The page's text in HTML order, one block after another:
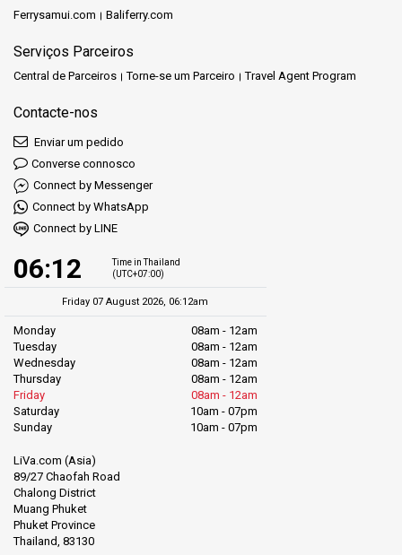
Ferrysamui.com Baliferry.com
Serviços Parceiros
Central de Parceiros Torne-se um Parceiro Travel Agent Program
Contacte-nos
Enviar um pedido
Converse connosco
Connect by Messenger
Connect by WhatsApp
Connect by LINE
06:12
Time in Thailand
(UTC+07:00)
Friday 07 August 2026, 06:12am
Monday
08am - 12am
Tuesday
08am - 12am
Wednesday
08am - 12am
Thursday
08am - 12am
Friday
08am - 12am
Saturday
10am - 07pm
Sunday
10am - 07pm
LiVa.com (Asia)
89/27 Chaofah Road
Chalong District
Muang Phuket
Phuket Province
Thailand, 83130